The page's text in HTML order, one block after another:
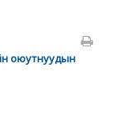
оюутнуудын